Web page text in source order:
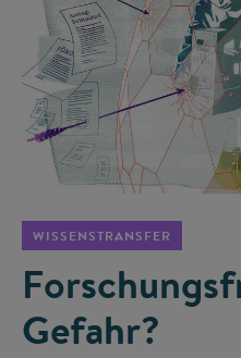
WISSENSTRANSFER
Gefahr?